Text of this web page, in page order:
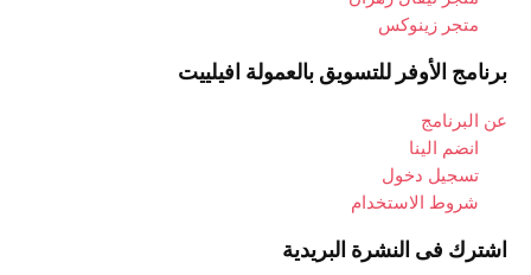
متجر زينوكس
برنامج الأوفر للتسويق بالعمولة افيلييت
عن البرنامج
انضم الينا
تسجيل دخول
شروط الاستخدام
اشترك فى النشرة البريدية